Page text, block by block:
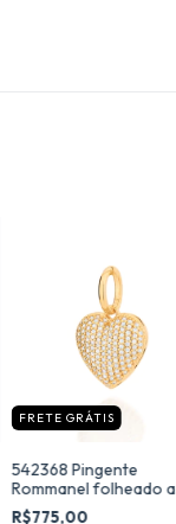
FRETE GRÁTIS
542368 Pingente
Rommanel folheado a
ouro coração com
R$775,00